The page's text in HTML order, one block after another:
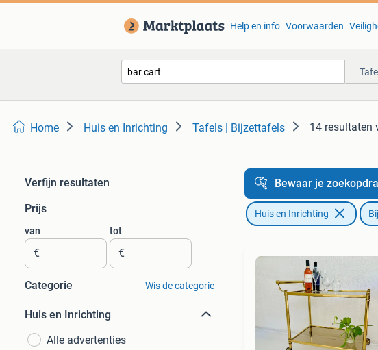
Help en info Voorwaarden
Home Huis en Inrichting Tafels | Bijzettafels 14 resultaten
Verfijn resultaten
Prijs
van
€
tot
€
Categorie Wis de categorie
Huis en Inrichting
Alle advertenties
Bewaar je
Huis en Inrichting